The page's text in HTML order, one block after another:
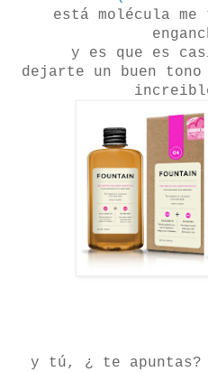
está molécula
y es que es
dejarte un buen tono
y tú, ¿ te apuntas?